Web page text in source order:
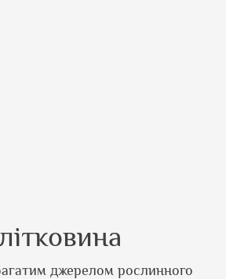
джерелом рослинного